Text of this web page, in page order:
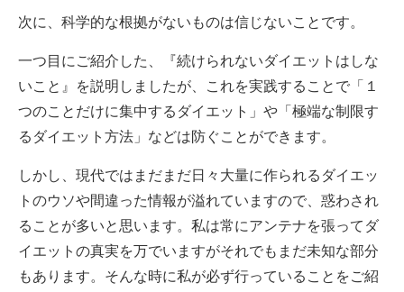
次に、科学的な根拠がないものは信じないことです。
一つ目にご紹介した、『続けられないダイエットはしな
いこと』を説明しましたが、これを実践することで「１
つのことだけに集中するダイエット」や「極端な制限す
るダイエット方法」などは防ぐことができます。
しかし、現代ではまだまだ日々大量に作られるダイエッ
トのウソや間違った情報が溢れていますので、惑わされ
ることが多いと思います。私は常にアンテナを張ってダ
イエットの真実を万でいますがそれでもまだ未知な部分
もあります。そんな時に私が必ず行っていることをご紹